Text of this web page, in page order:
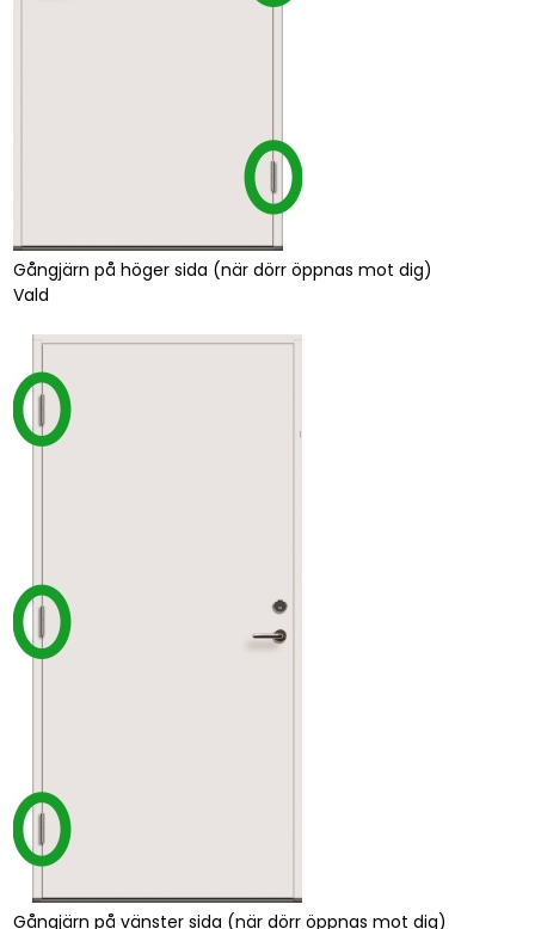
Gångjärn på höger sida (när dörr öppnas mot dig)
Vald
Gångjärn på vänster sida (när dörr öppnas mot dig)